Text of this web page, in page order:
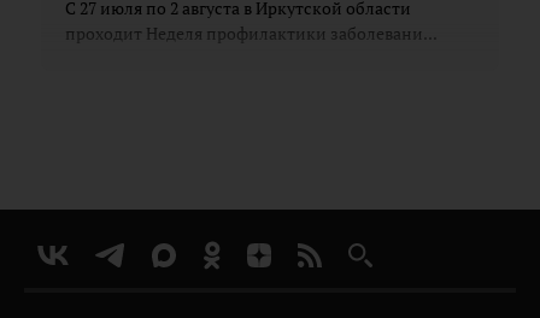
С 27 июля по 2 августа в Иркутской области
проходит Неделя профилактики заболевани...